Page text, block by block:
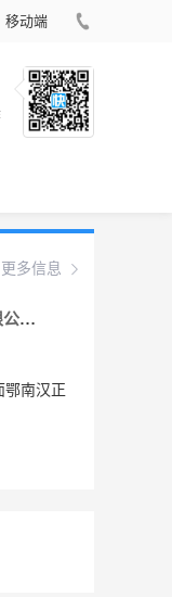
移动端
更多信息
咸宁市乐享学教育咨询有限公司
鄂南汉正